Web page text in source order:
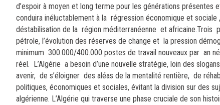
d’espoir à moyen et long terme pour les générations
conduira inéluctablement à la régression économique et
déstabilisation de la région méditerranéenne et africaine.Trois
pétrole, l’évolution des réserves de change et la pression
minimum 300.000/400.000 postes de travail nouveaux par an
réel. L’Algérie a besoin d’une nouvelle stratégie, loin des
avenir, de s’éloigner des aléas de la mentalité rentière, de
politiques, économiques et sociales, évitant la division sur des
algérienne. L’Algérie qui traverse une phase cruciale de son